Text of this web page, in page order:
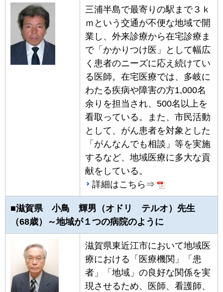
三浦半島で最寄りの駅まで３ｋ
ｍという交通が不便な地域で開
業し、外来診療から在宅診療ま
で「かかりつけ医」として幅広
く患者のニーズに応え続けてい
る医師。在宅医療では、多岐に
わたる疾病や障害の方1,000名
余りを担当され、500名以上を
看取っている。また、市民活動
として、がん患者を対象とした
「がんなんでも相談」等を実施
するなど、地域医療に多大な貢
献をしている。
詳細はこちら⇒
■滋賀県 小鳥 輝男（オドリ テルオ）先生
（68歳）～地域が１つの病院のように
滋賀県東近江市において地域医
療における「医療機関」「患
者」「地域」の良好な関係を実
現させるため、医師、看護師、